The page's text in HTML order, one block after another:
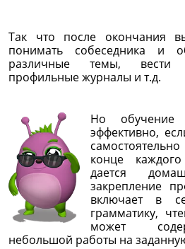
Так что после окончания
понимать собеседника и
различные темы, вести
профильные журналы и т.д.
Но
эффективно,
конце
дается
закрепление
включает в
грамматику,
может
небольшой работы на